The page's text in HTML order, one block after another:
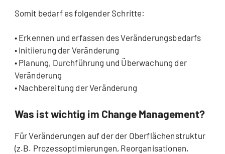
Somit bedarf es folgender Schritte:
• Erkennen und erfassen des Veränderungsbedarfs
• Initiierung der Veränderung
• Planung, Durchführung und Überwachung der
Veränderung
• Nachbereitung der Veränderung
Was ist wichtig im Change Management?
Für Veränderungen auf der der Oberflächenstruktur
(z.B. Prozessoptimierungen, Reorganisationen,